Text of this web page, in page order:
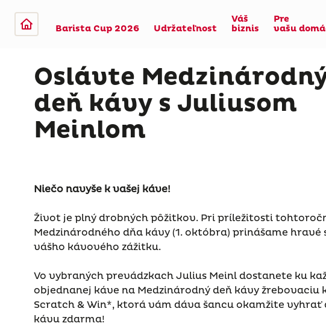
Barista Cup 2026 Udržateľnost
Váš
biznis
Pre
vašu
Oslávte
deň kávy s Juliusom
Meinlom
Niečo navyše k vašej káve!
Život je plný drobných pôžitkov. Pri príležitosti
Medzinárodného dňa kávy (1. októbra) prinášame hravé
vášho kávového zážitku.
Vo vybraných prevádzkach Julius Meinl dostanete ku
objednanej káve na Medzinárodný deň kávy žrebovaciu
Scratch & Win*, ktorá vám dáva šancu okamžite vyhrať
kávu zdarma!